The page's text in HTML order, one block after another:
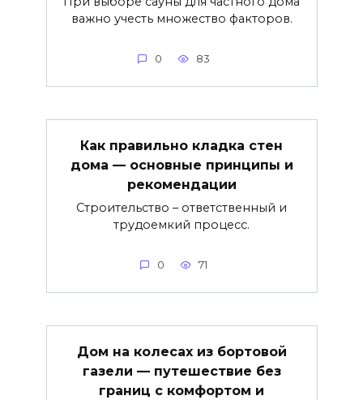
важно учесть множество факторов.
0 83
Как правильно кладка стен
дома — основные принципы и
рекомендации
Строительство – ответственный и
трудоемкий процесс.
0 71
Дом на колесах из бортовой
газели — путешествие без
границ с комфортом и